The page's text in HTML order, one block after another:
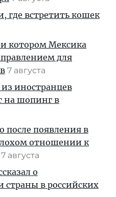
где встретить кошек
котором Мексика
для
7 августа
из иностранцев
на шопинг в
после появления в
отношении к
7 августа
о
страны в российских